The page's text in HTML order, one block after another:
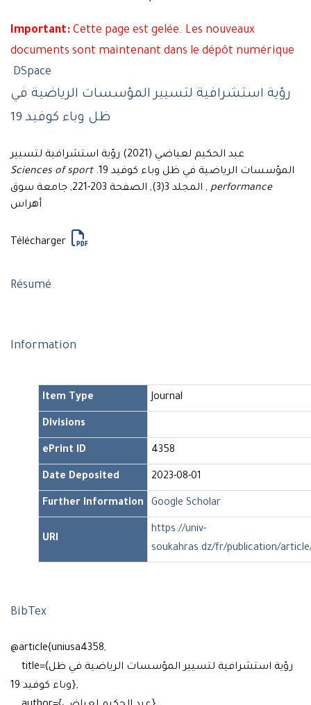
Important: Cette page est gelée. Les nouveaux
documents sont maintenant dans le dépôt numérique
DSpace
رؤية استشرافية لتسيير المؤسسات الرياضية في
ظل وباء كوفيد 19
عبد الحكيم لعياضي (2021) رؤية استشرافية لتسيير
المؤسسات الرياضية في ظل وباء كوفيد 19.
Sciences of sport
performance
, المجلد 3(3), الصفحة 203-221, جامعة سوق
أهراس
Télécharger
Résumé
Information
Item Type Journal
Divisions
ePrint ID 4358
Date Deposited 2023-08-01
Further Information Google Scholar
URI
https://univ-
soukahras.dz/fr/publication/
BibTex
@article{uniusa4358,
title={رؤية استشرافية لتسيير المؤسسات الرياضية في ظل
وباء كوفيد 19},